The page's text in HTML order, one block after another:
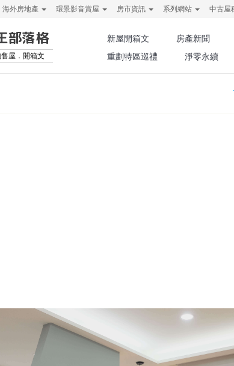
海外房地產 環景影音賞屋 房市資訊 系列網站 中古屋
部落格
屋．開箱文
新屋開箱文 房產新聞
重劃特區巡禮
淨零永續